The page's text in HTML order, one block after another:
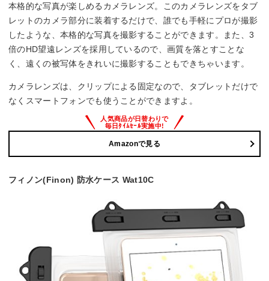
本格的な写真が楽しめるカメラレンズ。このカメラレンズをタブ
レットのカメラ部分に装着するだけで、誰でも手軽にプロが撮影
したような、本格的な写真を撮影することができます。また、3
倍のHD望遠レンズを採用しているので、画質を落とすことな
く、遠くの被写体をきれいに撮影することもできちゃいます。
カメラレンズは、クリップによる固定なので、タブレットだけで
なくスマートフォンでも使うことができますよ。
Amazonで見る
フィノン(Finon) 防水ケース Wat10C